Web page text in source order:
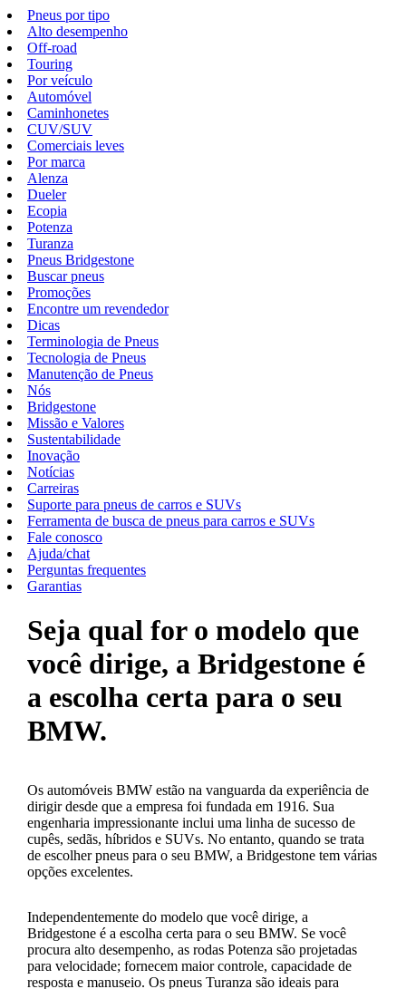
Pneus por tipo
Alto desempenho
Off-road
Touring
Por veículo
Automóvel
Caminhonetes
CUV/SUV
Comerciais leves
Por marca
Alenza
Dueler
Ecopia
Potenza
Turanza
Pneus Bridgestone
Buscar pneus
Promoções
Encontre um revendedor
Dicas
Terminologia de Pneus
Tecnologia de Pneus
Manutenção de Pneus
Nós
Bridgestone
Missão e Valores
Sustentabilidade
Inovação
Notícias
Carreiras
Suporte para pneus de carros e SUVs
Ferramenta de busca de pneus para carros e SUVs
Fale conosco
Ajuda/chat
Perguntas frequentes
Garantias
Seja qual for o modelo que
você dirige, a Bridgestone é
a escolha certa para o seu
BMW.
Os automóveis BMW estão na vanguarda da experiência de
dirigir desde que a empresa foi fundada em 1916. Sua
engenharia impressionante inclui uma linha de sucesso de
cupês, sedãs, híbridos e SUVs. No entanto, quando se trata
de escolher pneus para o seu BMW, a Bridgestone tem várias
opções excelentes.
Independentemente do modelo que você dirige, a
Bridgestone é a escolha certa para o seu BMW. Se você
procura alto desempenho, as rodas Potenza são projetadas
para velocidade; fornecem maior controle, capacidade de
resposta e manuseio. Os pneus Turanza são ideais para